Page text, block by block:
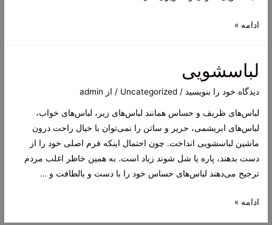
لوازم
ادامه »
لباسشویی
دیدگاه‌ خود را بنویسید /
Uncategorized / از admin
لباس‌های ظریف و حساس همانند لباس‌های زیر، لباس‌های خواب،
لباس‌های ابریشمی، حریر و ساتن را نمی‌توان با خیال راحت درون
ماشین لباسشویی انداخت. چون احتمال اینکه فرم اصلی خود را از
دست بدهند، پاره یا شل شوند زیاد است. به همین خاطر اغلب مردم
ترجیح می‌دهند لباس‌های حساس خود را با دست و بالطافت و …
لباسشویی
ادامه »